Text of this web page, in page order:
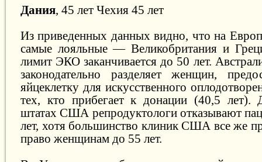
Дания, 45 лет Чехия 45 лет
Из приведенных данных видно, что на
самые лояльные — Великобритания и
лимит ЭКО заканчивается до 50 лет.
законодательно разделяет женщин,
яйцеклетку для искусственного
тех, кто прибегает к донации (40,5 лет).
штатах США репродуктологи отказывают
лет, хотя большинство клиник США все же
право женщинам до 55 лет.